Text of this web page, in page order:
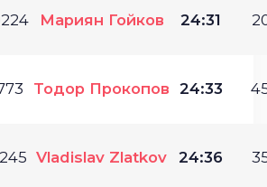
Мариян Гойков 24:31
Тодор Прокопов 24:33
Vladislav Zlatkov 24:36